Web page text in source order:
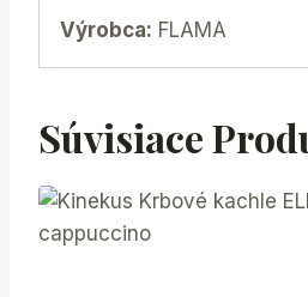
Výrobca: FLAMA
Súvisiace